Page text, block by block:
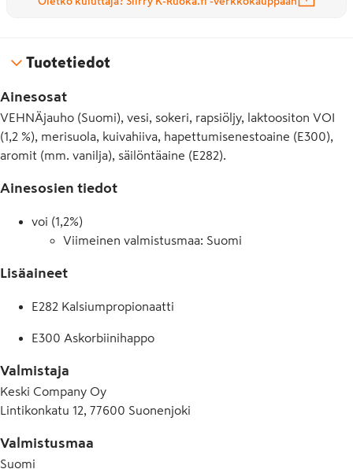
Tuotetiedot
Ainesosat
VEHNÄjauho (Suomi), vesi, sokeri, rapsiöljy, laktoositon VOI
(1,2 %), merisuola, kuivahiiva, hapettumisenestoaine (E300),
aromit (mm. vanilja), säilöntäaine (E282).
Ainesosien tiedot
voi (1,2%)
Viimeinen valmistusmaa: Suomi
Lisäaineet
E282 Kalsiumpropionaatti
E300 Askorbiinihappo
Valmistaja
Keski Company Oy
Lintikonkatu 12, 77600 Suonenjoki
Valmistusmaa
Suomi